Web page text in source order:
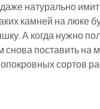
натурально
камней на люке
А когда нужно
снова поставить
сортов